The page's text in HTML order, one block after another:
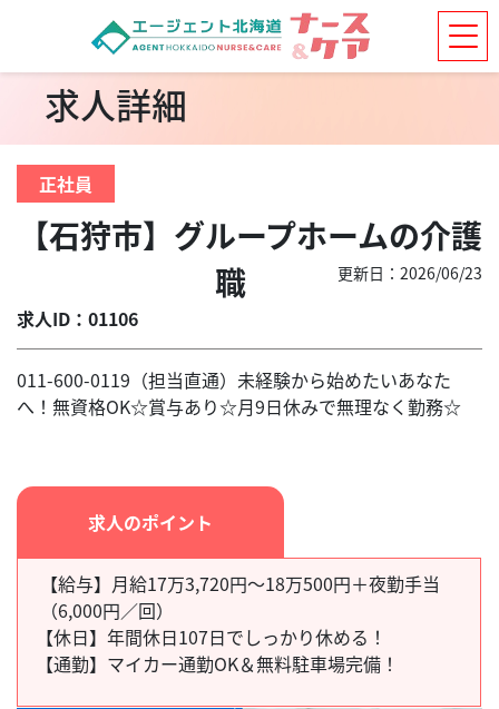
求人詳細
正社員
【石狩市】グループホームの介護
職
求人ID：01106
更新日：2026/06/23
011-600-0119（担当直通）未経験から始めたいあなた
へ！無資格OK☆賞与あり☆月9日休みで無理なく勤務☆
求人のポイント
【給与】月給17万3,720円～18万500円＋夜勤手当
（6,000円／回）
【休日】 年間休日107日でしっかり休める！
【通勤】 マイカー通勤OK＆無料駐車場完備！